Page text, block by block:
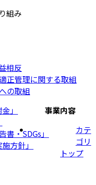
組み
相反
正管理に関する取組
の取組
」
書・SDGs」
方針」
事業内容
カテ
ゴリ
トップ